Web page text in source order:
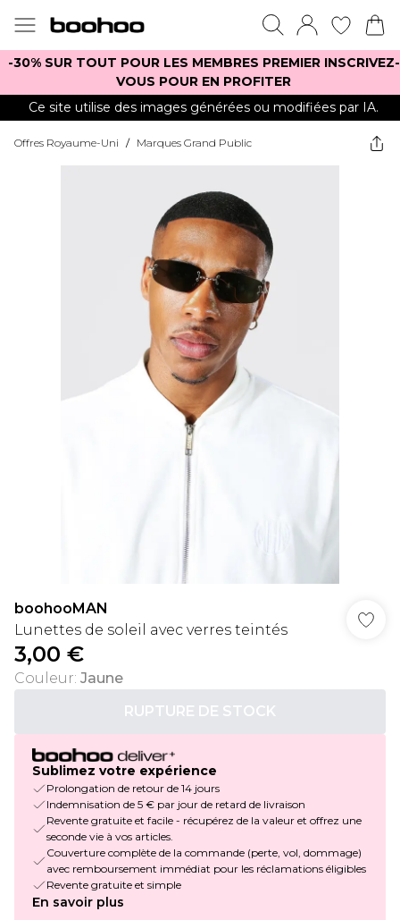
-30% SUR TOUT POUR LES MEMBRES PREMIER INSCRIVEZ-
VOUS POUR EN PROFITER
Ce site utilise des images générées ou modifiées par IA.
Offres Royaume-Uni / Marques Grand Public
boohooMAN
Lunettes de soleil avec verres teintés
3,00 €
Couleur: Jaune
RUPTURE DE STOCK
Sublimez votre expérience
Prolongation de retour de 14 jours
Indemnisation de 5 € par jour de retard de livraison
Revente gratuite et facile - récupérez de la valeur et offrez une
seconde vie à vos articles.
Couverture complète de la commande (perte, vol, dommage)
avec remboursement immédiat pour les réclamations éligibles
Revente gratuite et simple
En savoir plus